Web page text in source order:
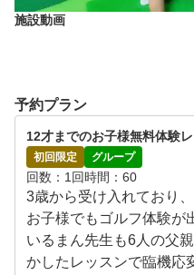
施設動画
予約プラン
12才までのお子様無料体験
初回限定 グループ
回数 1回時間 60
3歳から受け入れており
お子様でもゴルフ体験が
いるまん先生も6人の父
かしたレッスンで臨機応